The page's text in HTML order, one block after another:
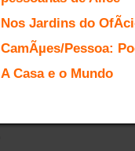
Nos Jardins do
CamÃµes/Pessoa:
A Casa e o Mundo